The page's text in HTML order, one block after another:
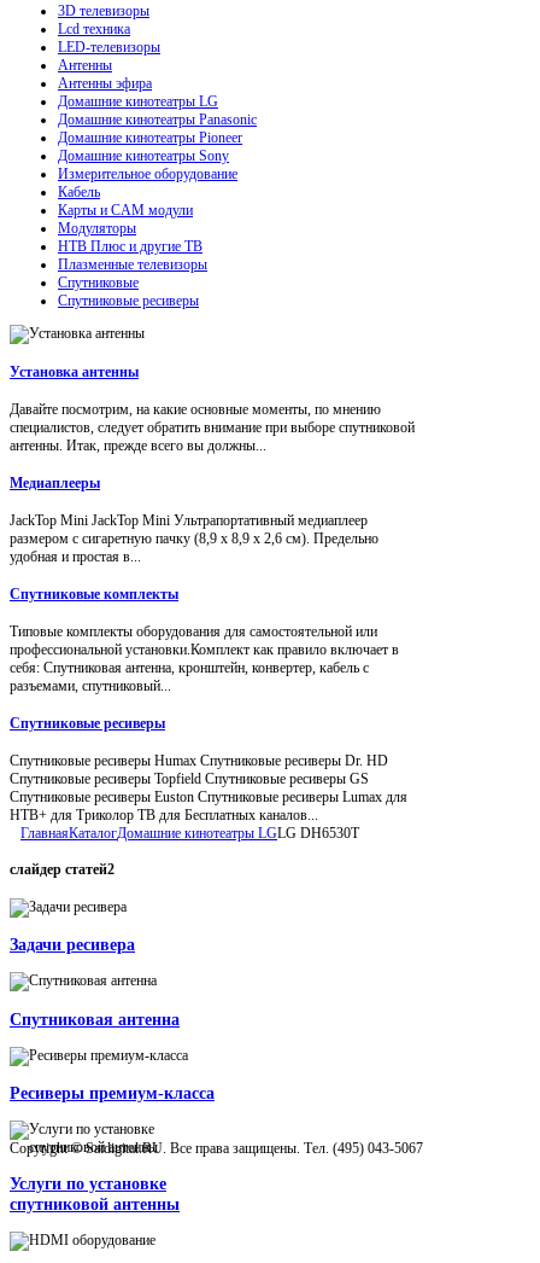
3D телевизоры
Lcd техника
LED-телевизоры
Антенны
Антенны эфира
Домашние кинотеатры LG
Домашние кинотеатры Panasonic
Домашние кинотеатры Pioneer
Домашние кинотеатры Sony
Измерительное оборудование
Кабель
Карты и CAM модули
Модуляторы
НТВ Плюс и другие ТВ
Плазменные телевизоры
Спутниковые
Спутниковые ресиверы
Установка антенны
Давайте посмотрим, на какие основные моменты, по мнению
специалистов, следует обратить внимание при выборе спутниковой
антенны. Итак, прежде всего вы должны...
Медиаплееры
JackTop Mini JackTop Mini Ультрапортативный медиаплеер
размером с сигаретную пачку (8,9 x 8,9 x 2,6 см). Предельно
удобная и простая в...
Спутниковые комплекты
Типовые комплекты оборудования для самостоятельной или
профессиональной установки.Комплект как правило включает в
себя: Спутниковая антенна, кронштейн, конвертер, кабель с
разъемами, спутниковый...
Спутниковые ресиверы
Спутниковые ресиверы Humax Спутниковые ресиверы Dr. HD
Спутниковые ресиверы Topfield Спутниковые ресиверы GS
Спутниковые ресиверы Euston Спутниковые ресиверы Lumax для
НТВ+ для Триколор ТВ для Бесплатных каналов...
ГлавнаяКаталогДомашние кинотеатры LGLG DH6530T
слайдер статей2
Задачи ресивера
Спутниковая антенна
Ресиверы премиум-класса
Услуги по установке
спутниковой антенны
Copyright © Satdigital.RU. Все права защищены. Тел. (495) 043-5067